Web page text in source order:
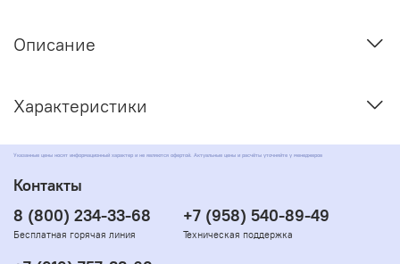
Описание
Характеристики
Указанные цены носят информационный характер и не являются офертой. Актуальные цены и расчёты уточняйте у менеджеров
Контакты
8 (800) 234-33-68
Бесплатная горячая линия
+7 (958) 540-89-49
Техническая поддержка